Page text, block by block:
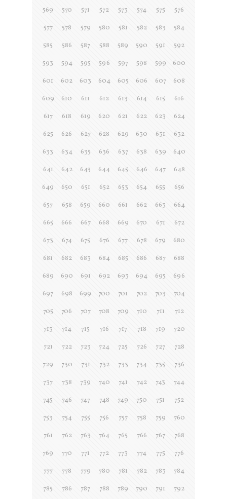
569
570 571 572 573 574 575
576
577
578 579 580 581 582 583
584
585
586 587 588 589 590 591
592
593
594 595 596 597 598 599
600
601
602 603 604 605 606 607
608
609
610 611 612 613 614 615
616
617
618 619 620 621 622 623
624
625
626 627 628 629 630 631
632
633
634 635 636 637 638 639
640
641
642 643 644 645 646 647
648
649
650 651 652 653 654 655
656
657
658 659 660 661 662 663
664
665
666 667 668 669 670 671
672
673
674 675 676 677 678 679
680
681
682 683 684 685 686 687
688
689
690 691 692 693 694 695
696
697
698 699 700 701 702 703
704
705
706 707 708 709 710 711
712
713
714 715 716 717 718 719
720
721
722 723 724 725 726 727
728
729
730 731 732 733 734 735
736
737
738 739 740 741 742 743
744
745
746 747 748 749 750 751
752
753
754 755 756 757 758 759
760
761
762 763 764 765 766 767
768
769
770 771 772 773 774 775
776
777
778 779 780 781 782 783
784
785
786 787 788 789 790 791
792